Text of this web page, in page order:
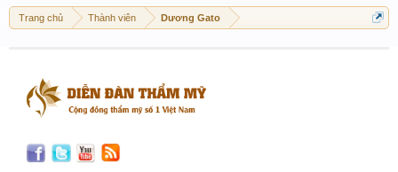
Trang chủ Thành viên Dương Gato